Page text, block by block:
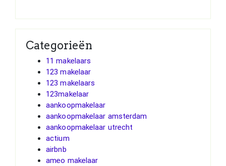
Categorieën
11 makelaars
123 makelaar
123 makelaars
123makelaar
aankoopmakelaar
aankoopmakelaar amsterdam
aankoopmakelaar utrecht
actium
airbnb
ameo makelaar